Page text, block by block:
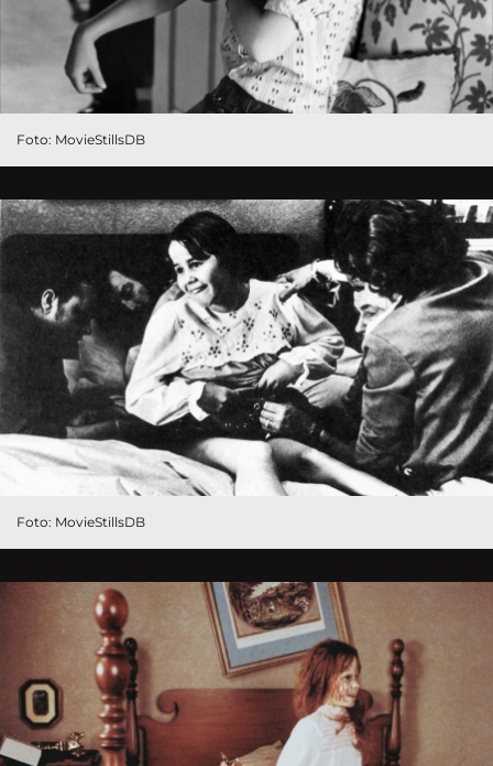
Foto: MovieStillsDB
Foto: MovieStillsDB